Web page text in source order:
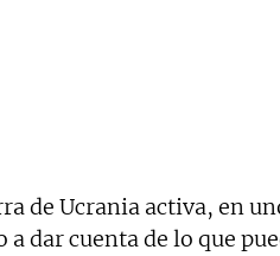
de Ucrania activa, en
a dar cuenta de lo que